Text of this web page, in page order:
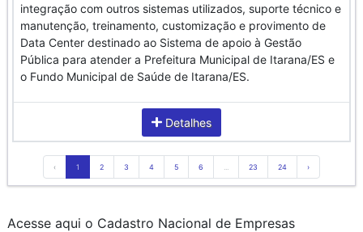
integração com outros sistemas utilizados, suporte técnico e
manutenção, treinamento, customização e provimento de
Data Center destinado ao Sistema de apoio à Gestão
Pública para atender a Prefeitura Municipal de Itarana/ES e
o Fundo Municipal de Saúde de Itarana/ES.
Detalhes
‹ 1 2 3 4 5 6 23 24 ›
Acesse aqui o Cadastro Nacional de Empresas